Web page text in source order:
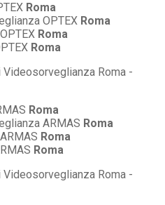
Roma
OPTEX Roma
Roma
Roma
Roma
ARMAS Roma
Roma
Roma